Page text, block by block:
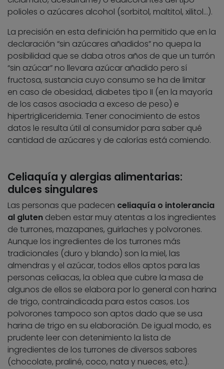
polioles o azúcares alcohol (sorbitol, maltitol, xilitol…).
La precisión en esta definición ha permitido que en la
declaración “sin azúcares añadidos” no quepa la
posibilidad que se daba otros años de que un turrón
“sin azúcar” no llevara azúcar añadido pero sí
fructosa, sustancia cuyo consumo se ha de limitar
en caso de obesidad, diabetes tipo II (en la mayoría
de los casos asociada a exceso de peso) e
hipertrigliceridemia. Tener conocimiento de estos
datos le resulta útil al consumidor para saber qué
cantidad de azúcares y de calorías está comiendo.
Celiaquía y alergias alimentarias:
dulces singulares
Las personas que padecen celiaquía o intolerancia
al gluten deben estar muy atentas a los ingredientes
de turrones, mazapanes, guirlaches y polvorones.
Aunque los ingredientes de los turrones más
tradicionales (duro y blando) son la miel, las
almendras y el azúcar, todos ellos aptos para las
personas celiacas, la oblea que cubre la masa de
algunos de ellos se elabora por lo general con harina
de trigo, contraindicada para estos casos. Los
polvorones tampoco son aptos dado que se usa
harina de trigo en su elaboración. De igual modo, es
prudente leer con detenimiento la lista de
ingredientes de los turrones de diversos sabores
(chocolate, praliné, coco, nata y nueces, etc.).